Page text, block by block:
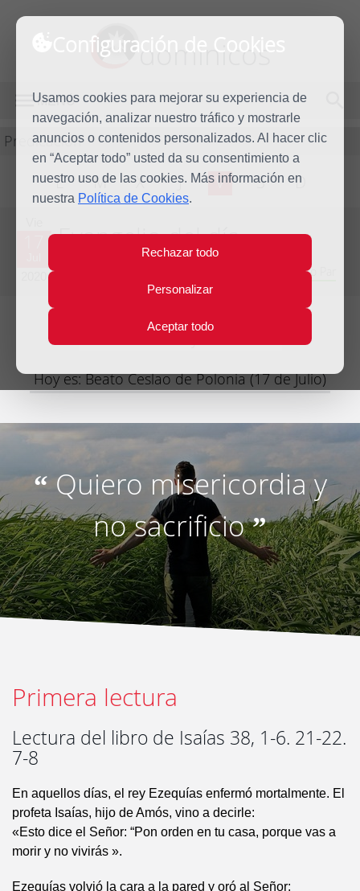
Configuración de Cookies
Usamos cookies para mejorar su experiencia de
navegación, analizar nuestro tráfico y mostrarle
anuncios o contenidos personalizados. Al hacer clic
en “Aceptar todo” usted da su consentimiento a
nuestro uso de las cookies. Más información en
nuestra Política de Cookies.
Rechazar todo
Personalizar
Aceptar todo
dominicos
MENÚ
Predicación
L M X J V S D
Evangelio del día
Decimoquinta semana del Tiempo Ordinario - Año Par
Lecturas del día y comentario
Hoy es: Beato Ceslao de Polonia (17 de Julio)
“ Quiero misericordia y
no sacrificio”
Primera lectura
Lectura del libro de Isaías 38, 1-6. 21-22.
7-8
En aquellos días, el rey Ezequías enfermó mortalmente. El
profeta Isaías, hijo de Amós, vino a decirle:
«Esto dice el Señor: “Pon orden en tu casa, porque vas a
morir y no vivirás ».
Ezequías volvió la cara a la pared y oró al Señor: